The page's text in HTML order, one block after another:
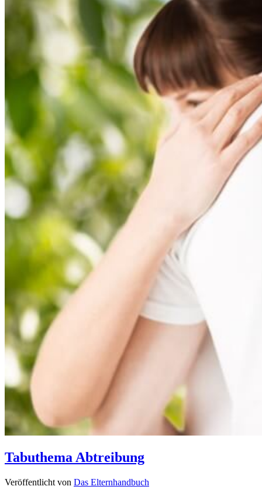
Tabuthema Abtreibung
Veröffentlicht von Das Elternhandbuch